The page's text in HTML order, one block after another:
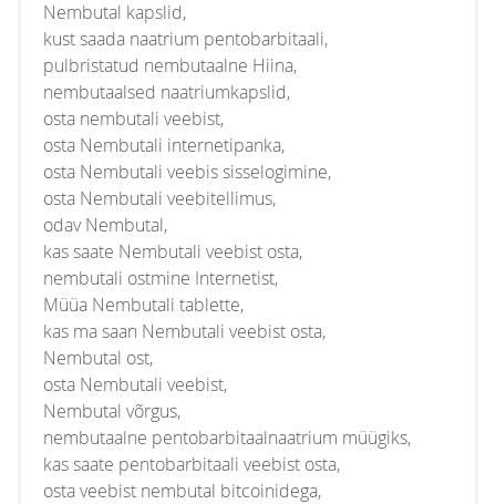
Nembutal kapslid,
kust saada naatrium pentobarbitaali,
pulbristatud nembutaalne Hiina,
nembutaalsed naatriumkapslid,
osta nembutali veebist,
osta Nembutali internetipanka,
osta Nembutali veebis sisselogimine,
osta Nembutali veebitellimus,
odav Nembutal,
kas saate Nembutali veebist osta,
nembutali ostmine Internetist,
Müüa Nembutali tablette,
kas ma saan Nembutali veebist osta,
Nembutal ost,
osta Nembutali veebist,
Nembutal võrgus,
nembutaalne pentobarbitaalnaatrium müügiks,
kas saate pentobarbitaali veebist osta,
osta veebist nembutal bitcoinidega,